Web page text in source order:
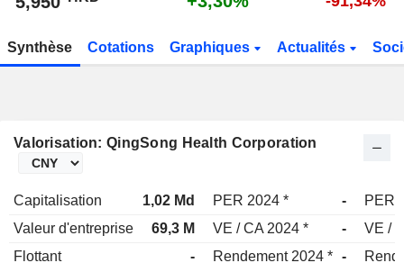
Synthèse Cotations Graphiques Actualités
Valorisation: QingSong Health Corporation
Capitalisation 1,02 Md PER 2024 * -
PER
Valeur d'entreprise
69,3 M VE / CA 2024 * -
VE /
Flottant
- Rendement 2024 * -